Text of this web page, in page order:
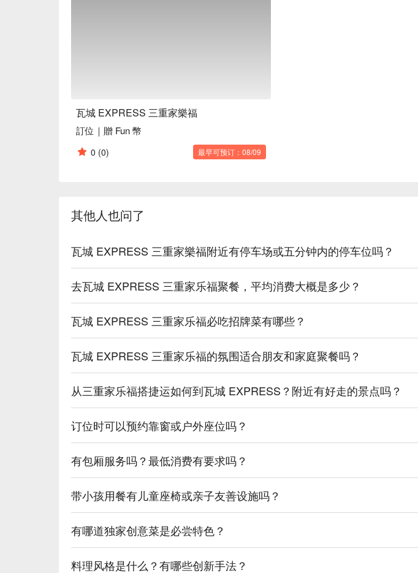
【招牌月亮蝦餅】蝦餅酥脆，蝦肉鮮甜，香氣四溢
【冬粉鮮蝦煲】冬粉吸滿蝦汁，蝦肉鮮嫩彈牙
【檸檬清蒸魚】魚肉滑嫩，檸檬清香鮮活提味
【台灣西螺米】米粒飽滿，口感香 Q，米香濃郁
瓦城 EXPRESS 三重家樂福
訂位｜贈 Fun 幣
0 (0) 最早可预订：08/09
其他人也问了
瓦城 EXPRESS 三重家樂福附近有停车场或五分钟内的停车位吗？
去瓦城 EXPRESS 三重家乐福聚餐，平均消费大概是多少？
瓦城 EXPRESS 三重家乐福必吃招牌菜有哪些？
瓦城 EXPRESS 三重家乐福的氛围适合朋友和家庭聚餐吗？
从三重家乐福搭捷运如何到瓦城 EXPRESS？附近有好走的景点吗？
订位时可以预约靠窗或户外座位吗？
有包厢服务吗？最低消费有要求吗？
带小孩用餐有儿童座椅或亲子友善设施吗？
有哪道独家创意菜是必尝特色？
料理风格是什么？有哪些创新手法？